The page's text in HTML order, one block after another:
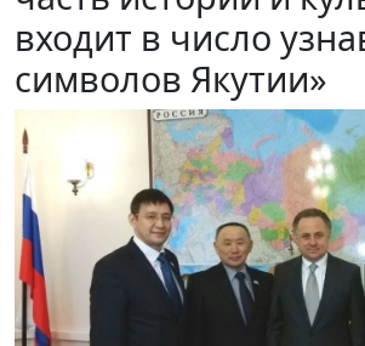
входит в число
символов Якутии»